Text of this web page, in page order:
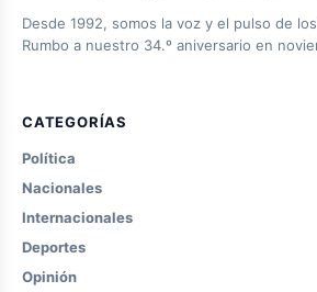
Desde 1992, somos la voz y el pulso de
Rumbo a nuestro 34.º aniversario en
CATEGORÍAS
Política
Nacionales
Internacionales
Deportes
Opinión